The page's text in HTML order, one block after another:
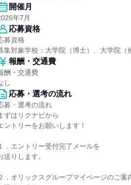
開催月
年7月
応募資格
募資格
集対象学校：大学院（博士）、大学院（
報酬・交通費
酬・交通費
し
応募・選考の流れ
募・選考の流れ
ずはリクナビから
ントリーをお願いします！
．エントリー受付完了メールを
送りします。
．オリックスグループマイページのご案